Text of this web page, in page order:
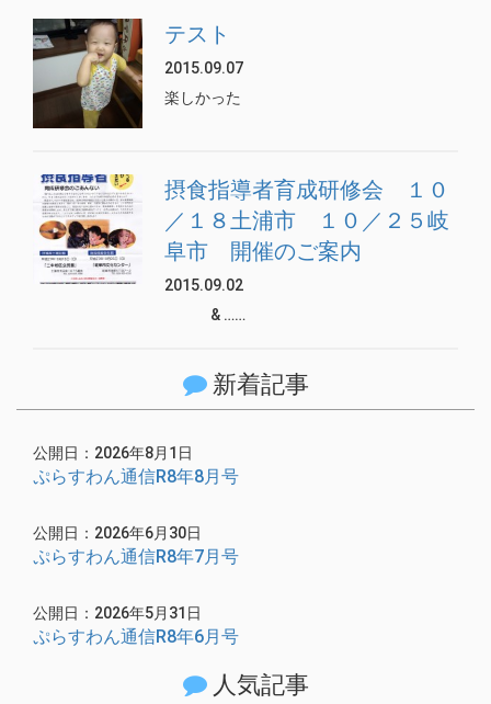
テスト
2015.09.07
楽しかった
摂食指導者育成研修会 １０
／１８土浦市 １０／２５岐
阜市 開催のご案内
2015.09.02
& ……
新着記事
公開日：2026年8月1日
ぷらすわん通信R8年8月号
公開日：2026年6月30日
ぷらすわん通信R8年7月号
公開日：2026年5月31日
ぷらすわん通信R8年6月号
人気記事